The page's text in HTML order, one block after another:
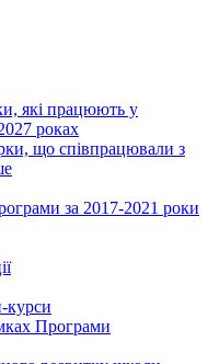
які працюють у
роках
що співпрацювали з
за 2017-2021 роки
курси
Програми